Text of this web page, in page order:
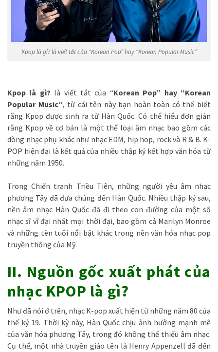
Kpop là gì? là viết tắt của “Korean Pop” hay “Korean Popular Music”
Kpop là gì? là viết tắt của “Korean Pop” hay “Korean
Popular Music”, từ cái tên này bạn hoàn toàn có thể biết
rằng Kpop được sinh ra từ Hàn Quốc. Có thể hiểu đơn giản
rằng Kpop về cơ bản là một thể loại âm nhạc bao gồm các
dòng nhạc phụ khác như nhạc EDM, hip hop, rock và R & B. K-
POP hiện đại là kết quả của nhiều thập kỷ kết hợp văn hóa từ
những năm 1950.
Trong Chiến tranh Triều Tiên, những người yêu âm nhạc
phương Tây đã đưa chúng đến Hàn Quốc. Nhiều thập kỷ sau,
nền âm nhạc Hàn Quốc đã đi theo con đường của một số
nhạc sĩ vĩ đại nhất mọi thời đại, bao gồm cả Marilyn Monroe
và những tên tuổi nổi bật khác trong nền văn hóa nhạc pop
truyền thống của Mỹ.
II. Nguồn gốc xuất phát của
nhạc KPOP là gì?
Như đã nói ở trên, nhạc K-pop xuất hiện từ những năm 80 của
thế kỷ 19. Thời kỳ này, Hàn Quốc chịu ảnh hưởng mạnh mẽ
của văn hóa phương Tây, trong đó không thể thiếu âm nhạc.
Cụ thể, một nhà truyền giáo tên là Henry Appenzell đã đến